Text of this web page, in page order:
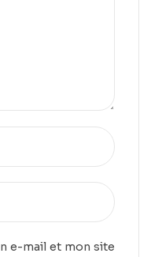
e-mail et mon site